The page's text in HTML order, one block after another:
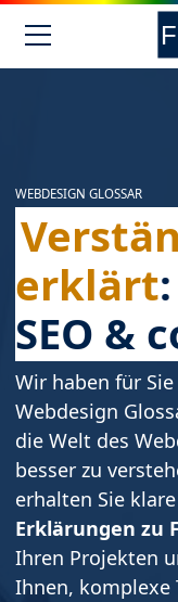
Springe zur
Springe zum
Springe zu den
Springe zum
WEBDESIGN GLOSSAR
erklärt
SEO &
Wir haben für
Webdesign
die Welt des
besser zu
erhalten Sie
Erklärungen zu
Ihren Projekten
Ihnen, komplexe